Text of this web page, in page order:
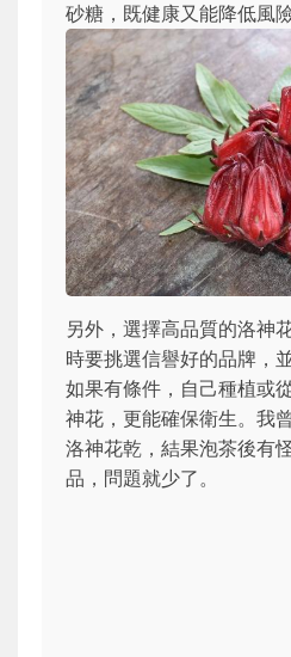
砂糖，既健康又能降低風險
另外，選擇高品質的洛神
時要挑選信譽好的品牌，
如果有條件，自己種植或
神花，更能確保衛生。我
洛神花乾，結果泡茶後有
品，問題就少了。